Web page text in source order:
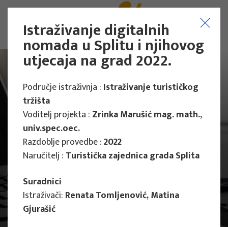
Projekti
Istraživanje digitalnih
nomada u Splitu i njihovog
utjecaja na grad 2022.
Područje istraživnja : Istraživanje turističkog
tržišta
Voditelj projekta : Zrinka Marušić mag. math.,
univ.spec.oec.
Razdoblje provedbe :2022
Naručitelj : Turistička zajednica grada Splita
Suradnici
Istraživači: Renata Tomljenović, Matina
Gjurašić